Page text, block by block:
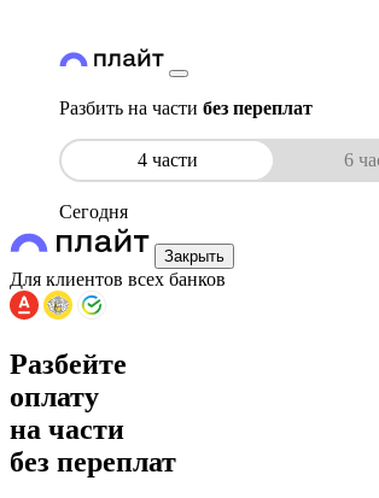
Разбить на части без переплат
4 части 6
Сегодня
Закрыть
Для клиентов всех банков
Разбейте
оплату
на части
без переплат